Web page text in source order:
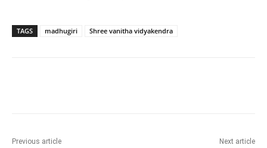
TAGS madhugiri Shree vanitha vidyakendra
Previous article Next article